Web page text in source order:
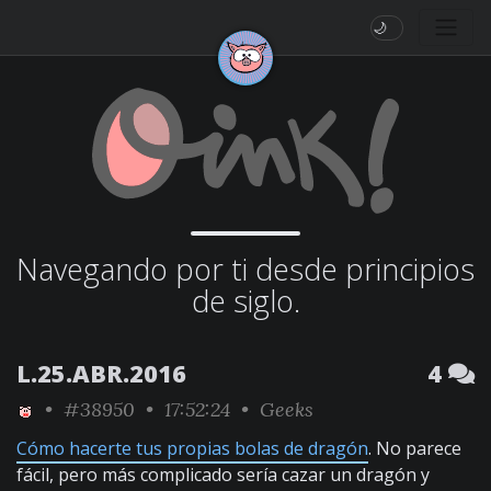
🌙
Navegando por ti desde principios
de siglo.
L.25.ABR.2016 4
• #38950 • 17:52:24 • Geeks
Cómo hacerte tus propias bolas de dragón. No parece
fácil, pero más complicado sería cazar un dragón y